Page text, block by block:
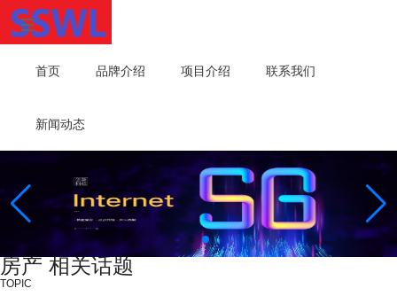
首页 品牌介绍 项目介绍 联系我们
新闻动态
房产 相关话题
TOPIC